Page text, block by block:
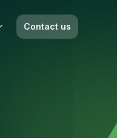
Contact us